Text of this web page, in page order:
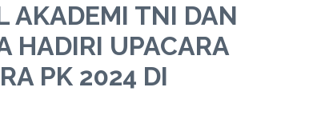
AKADEMI TNI DAN
HADIRI UPACARA
PK 2024 DI